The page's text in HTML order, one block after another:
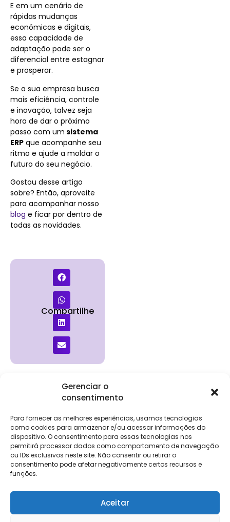
Gerenciar o
consentimento
Para fornecer as melhores experiências, usamos tecnologias
como cookies para armazenar e/ou acessar informações do
dispositivo. O consentimento para essas tecnologias nos
permitirá processar dados como comportamento de navegação
ou IDs exclusivos neste site. Não consentir ou retirar o
consentimento pode afetar negativamente certos recursos e
funções.
Aceitar
E em um cenário de
rápidas mudanças
econômicas e digitais,
essa capacidade de
adaptação pode ser o
diferencial entre estagnar
e prosperar.
Se a sua empresa busca
mais eficiência, controle
e inovação, talvez seja
hora de dar o próximo
passo com um sistema
ERP que acompanhe seu
ritmo e ajude a moldar o
futuro do seu negócio.
Gostou desse artigo
sobre? Então, aproveite
para acompanhar nosso
blog e ficar por dentro de
todas as novidades.
Compartilhe
Institucional
Trabalhe
Conosco
Contato
Relatório de
Salarial
Clientes
Login
Eventos
Contábeis
Holos
NG Essence
Soluções
DP e RH
NG Folha
eKeep
FisCo